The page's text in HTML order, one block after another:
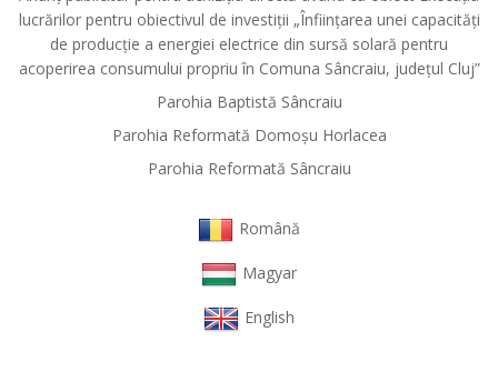
lucrărilor pentru obiectivul de investiții „Înființarea unei capacități
de producție a energiei electrice din sursă solară pentru
acoperirea consumului propriu în Comuna Sâncraiu, județul Cluj”
Parohia Baptistă Sâncraiu
Parohia Reformată Domoşu Horlacea
Parohia Reformată Sâncraiu
Română
Magyar
English